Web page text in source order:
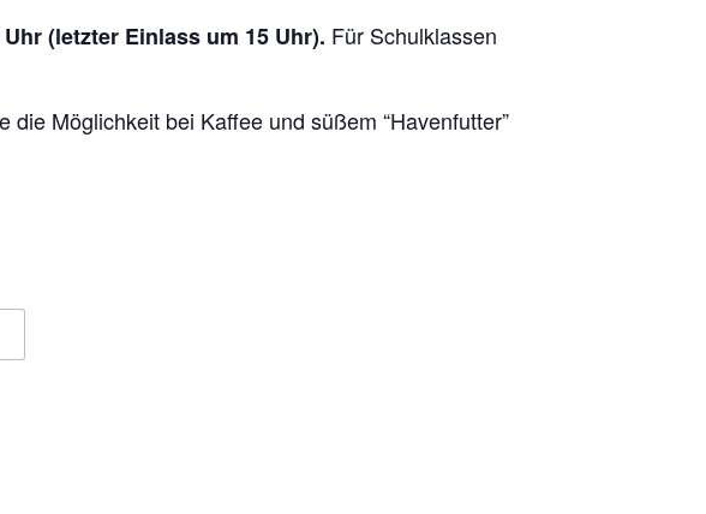
(letzter Einlass um 15 Uhr). Für Schulklassen
Möglichkeit bei Kaffee und süßem “Havenfutter”